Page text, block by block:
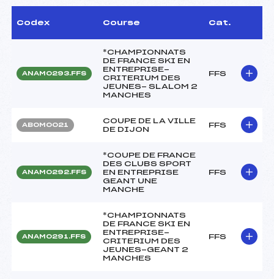
Codex Course Cat.
ANAM0293.FFS
*CHAMPIONNATS
DE FRANCE SKI EN
ENTREPRISE-
CRITERIUM DES
JEUNES- SLALOM 2
MANCHES
FFS
ABOM0021
COUPE DE LA VILLE
DE DIJON
FFS
ANAM0292.FFS
*COUPE DE FRANCE
DES CLUBS SPORT
EN ENTREPRISE
GEANT UNE
MANCHE
FFS
ANAM0291.FFS
*CHAMPIONNATS
DE FRANCE SKI EN
ENTREPRISE-
CRITERIUM DES
JEUNES-GEANT 2
MANCHES
FFS